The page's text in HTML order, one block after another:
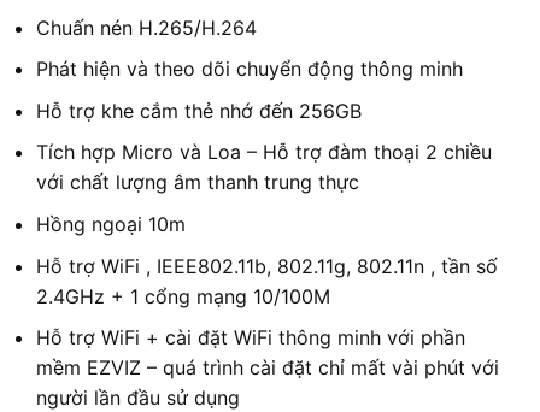
Chuấn nén H.265/H.264
Phát hiện và theo dõi chuyển động thông minh
Hỗ trợ khe cắm thẻ nhớ đến 256GB
Tích hợp Micro và Loa – Hỗ trợ đàm thoại 2 chiều
với chất lượng âm thanh trung thực
Hồng ngoại 10m
Hỗ trợ WiFi , IEEE802.11b, 802.11g, 802.11n , tần số
2.4GHz + 1 cổng mạng 10/100M
Hỗ trợ WiFi + cài đặt WiFi thông minh với phần
mềm EZVIZ – quá trình cài đặt chỉ mất vài phút với
người lần đầu sử dụng